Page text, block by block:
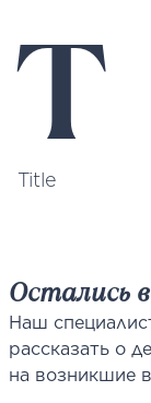
T
Title
Остались
Наш
рассказать о
на возникшие